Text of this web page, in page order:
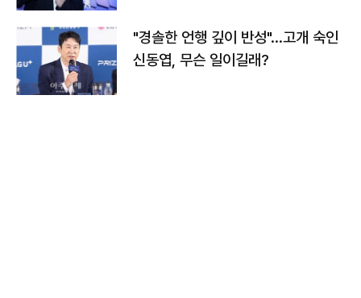
"경솔한 언행 깊이 반성"…고개 숙인
신동엽, 무슨 일이길래?